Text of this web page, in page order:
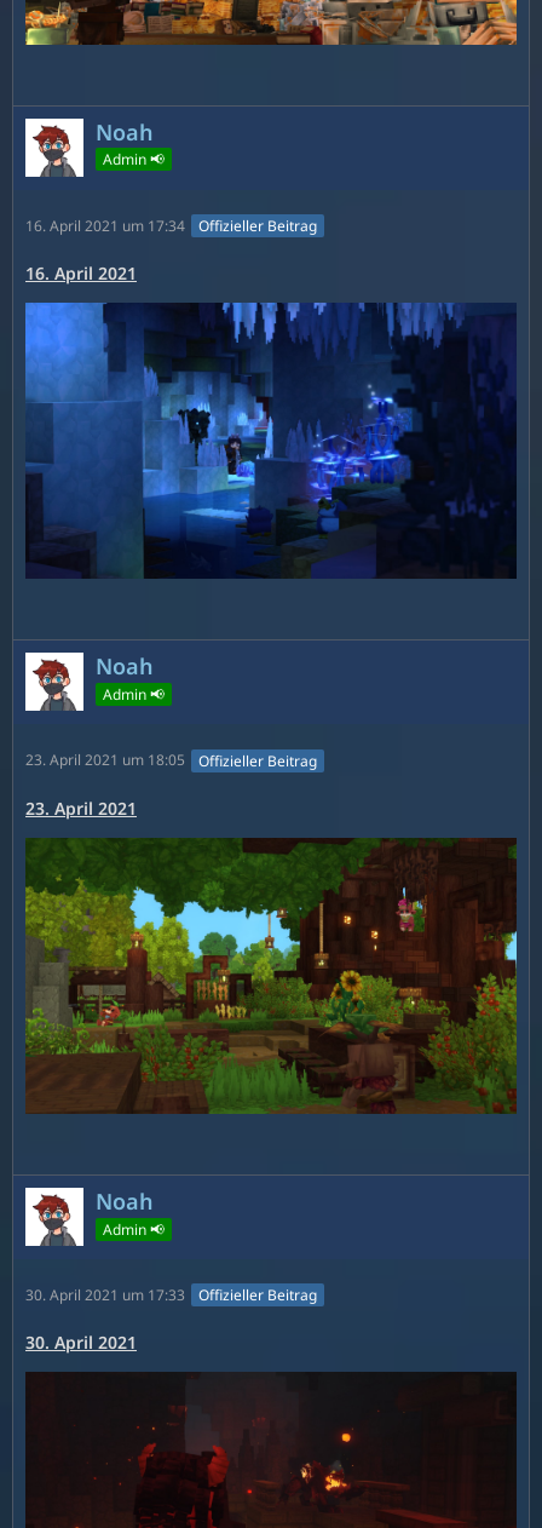
Noah
Admin 📢
16. April 2021 um 17:34 Offizieller Beitrag
16. April 2021
Noah
Admin 📢
23. April 2021 um 18:05 Offizieller Beitrag
23. April 2021
Noah
Admin 📢
30. April 2021 um 17:33 Offizieller Beitrag
30. April 2021